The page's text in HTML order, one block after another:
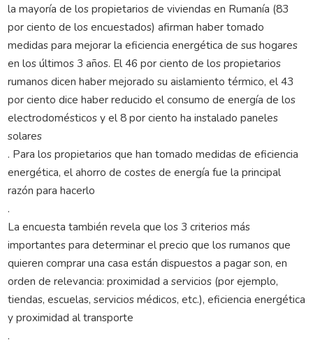
la mayoría de los propietarios de viviendas en Rumanía (83
por ciento de los encuestados) afirman haber tomado
medidas para mejorar la eficiencia energética de sus hogares
en los últimos 3 años. El 46 por ciento de los propietarios
rumanos dicen haber mejorado su aislamiento térmico, el 43
por ciento dice haber reducido el consumo de energía de los
electrodomésticos y el 8 por ciento ha instalado paneles
solares
. Para los propietarios que han tomado medidas de eficiencia
energética, el ahorro de costes de energía fue la principal
razón para hacerlo
.
La encuesta también revela que los 3 criterios más
importantes para determinar el precio que los rumanos que
quieren comprar una casa están dispuestos a pagar son, en
orden de relevancia: proximidad a servicios (por ejemplo,
tiendas, escuelas, servicios médicos, etc.), eficiencia energética
y proximidad al transporte
.